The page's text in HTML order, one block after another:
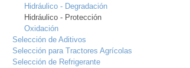
Hidráulico - Degradación
Hidráulico - Protección
Oxidación
Selección de Aditivos
Selección para Tractores Agrícolas
Selección de Refrigerante